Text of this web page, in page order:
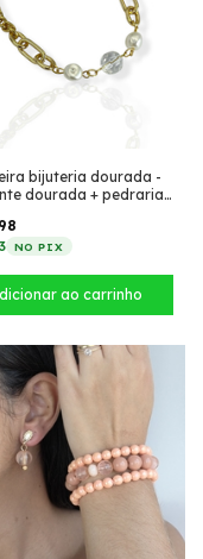
bijuteria dourada -
dourada + pedrarias
NO PIX